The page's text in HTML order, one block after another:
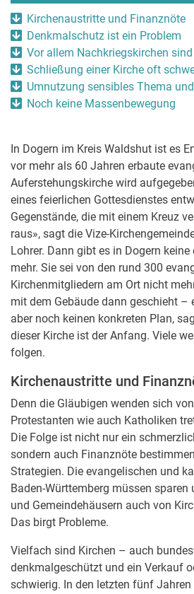
Kirchenaustritte und Finanznöte
Denkmalschutz ist ein Problem
Vor allem Nachkriegskirchen
Schließung einer Kirche oft
Umnutzung sensibles Thema
Noch keine Massenbewegung
In Dogern im Kreis Waldshut ist es
vor mehr als 60 Jahren erbaute
Auferstehungskirche wird
eines feierlichen Gottesdienstes
Gegenstände, die mit einem Kreuz
raus», sagt die Vize-
Lohrer. Dann gibt es in Dogern
mehr. Sie sei von den rund 300
Kirchenmitgliedern am Ort nicht
mit dem Gebäude dann geschieht –
aber noch keinen konkreten Plan,
dieser Kirche ist der Anfang. Viele
folgen.
Kirchenaustritte und
Denn die Gläubigen wenden sich
Protestanten wie auch Katholiken
Die Folge ist nicht nur ein
sondern auch Finanznöte
Strategien. Die evangelischen und
Baden-Württemberg müssen sparen
und Gemeindehäusern auch von
Das birgt Probleme.
Vielfach sind Kirchen – auch
denkmalgeschützt und ein Verkauf
schwierig. In den letzten fünf